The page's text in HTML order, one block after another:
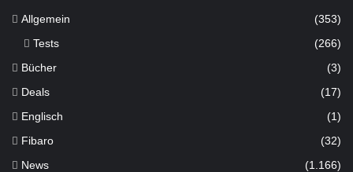
Allgemein (353)
Tests (266)
Bücher (3)
Deals (17)
Englisch (1)
Fibaro (32)
News (1.166)